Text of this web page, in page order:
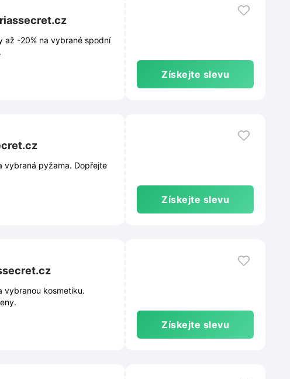
až -20% na vybrané spodní
Získejte slevu
vybraná pyžama. Dopřejte
Získejte slevu
vybranou kosmetiku.
Získejte slevu